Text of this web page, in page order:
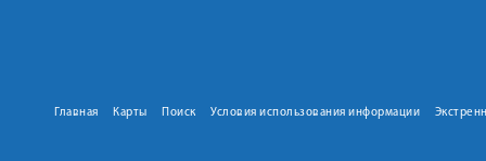
Главная Карты Поиск Условия использования информации